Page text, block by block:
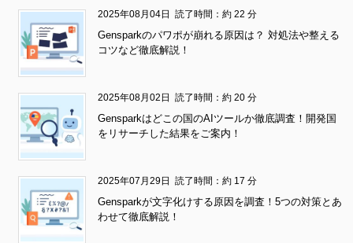
2025年08月04日読了時間：約 22 分
Gensparkのパワポが崩れる原因は？ 対処法や整える
コツなど徹底解説！
2025年08月02日読了時間：約 20 分
Gensparkはどこの国のAIツールか徹底調査！開発国
をリサーチした結果をご案内！
2025年07月29日読了時間：約 17 分
Gensparkが文字化けする原因を調査！5つの対策とあ
わせて徹底解説！